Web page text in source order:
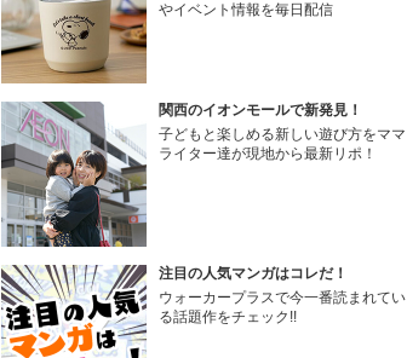
やイベント情報を毎日配信
関西のイオンモールで新発見！
子どもと楽しめる新しい遊び方をママ
ライター達が現地から最新リポ！
注目の人気マンガはコレだ！
ウォーカープラスで今一番読まれてい
る話題作をチェック!!